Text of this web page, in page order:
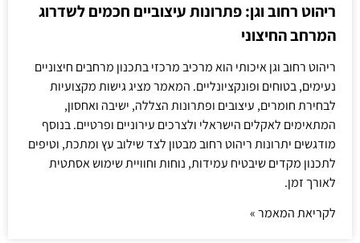
ריהוט רחוב וגן: פתרונות עיצוביים חכמים לשדרוג
המרחב החיצוני
ריהוט רחוב וגן איכותי הוא מרכיב מרכזי בתכנון מרחבים חיצוניים
נעימים, בטוחים ופונקציונליים. המאמר מציג גישות מקצועיות
לבחירת חומרים, עיצובים ופתרונות הצללה, ישיבה ואחסון,
המתאימים לאקלים הישראלי ולצרכים עירוניים ופרטיים. בנוסף
מודגשים יתרונות ריהוט רחוב מבטון לצד שילוב עץ ומתכת, וטיפים
לתכנון מקדים שיבטיח עמידות, נוחות וחוויית שימוש אסתטית
לאורך זמן.
לקריאת המאמר »